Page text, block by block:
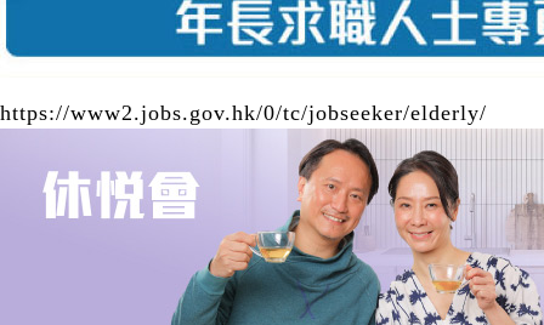
查詢等 •向乘客介紹港鐵系統設施及推廣安全
-------- 如有疑問請致電 2386-7066與本計劃
職員聯絡 。 下載職位申請表
https://www2.jobs.gov.hk/0/tc/jobseeker/elderly/